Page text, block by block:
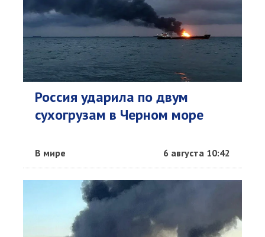
Россия ударила по двум
сухогрузам в Черном море
В мире 6 августа 10:42